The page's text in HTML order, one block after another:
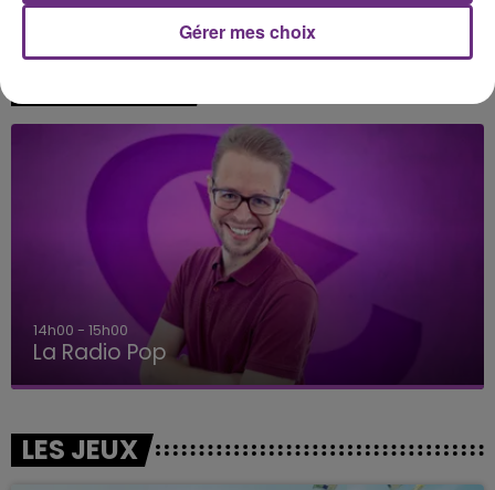
This Love Four To The Floor
14h00 - 15h00
La Radio Pop
LES JEUX
Gérer mes choix